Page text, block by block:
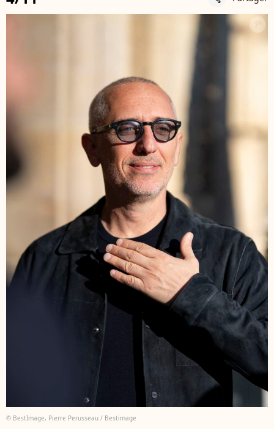
© BestImage, Pierre Perusseau / Bestimage